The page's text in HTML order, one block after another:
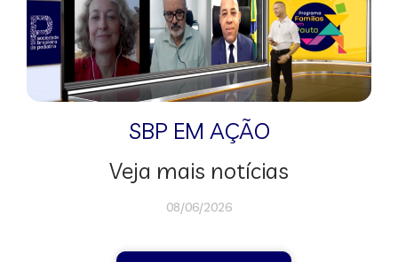
SBP EM AÇÃO
Veja mais notícias
08/06/2026